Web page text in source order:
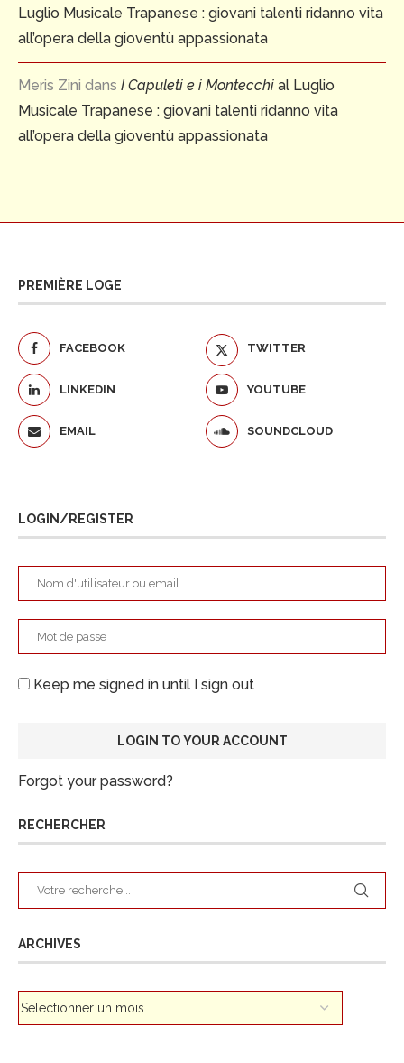
Luglio Musicale Trapanese : giovani talenti ridanno vita
all’opera della gioventù appassionata
Meris Zini dans I Capuleti e i Montecchi al Luglio
Musicale Trapanese : giovani talenti ridanno vita
all’opera della gioventù appassionata
PREMIÈRE LOGE
FACEBOOK TWITTER
LINKEDIN YOUTUBE
EMAIL SOUNDCLOUD
LOGIN/REGISTER
Keep me signed in until I sign out
Forgot your password?
RECHERCHER
ARCHIVES